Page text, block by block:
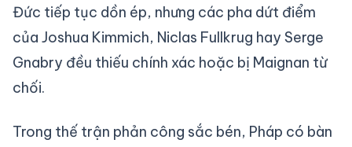
Đức tiếp tục dồn ép, nhưng các pha dứt điểm
của Joshua Kimmich, Niclas Fullkrug hay Serge
Gnabry đều thiếu chính xác hoặc bị Maignan từ
chối.
Trong thế trận phản công sắc bén, Pháp có bàn